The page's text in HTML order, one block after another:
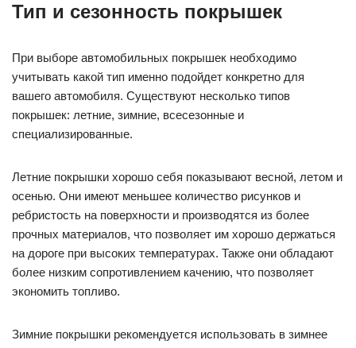
Тип и сезонность покрышек
При выборе автомобильных покрышек необходимо
учитывать какой тип именно подойдет конкретно для
вашего автомобиля. Существуют несколько типов
покрышек: летние, зимние, всесезонные и
специализированные.
Летние покрышки хорошо себя показывают весной, летом и
осенью. Они имеют меньшее количество рисунков и
ребристость на поверхности и производятся из более
прочных материалов, что позволяет им хорошо держаться
на дороге при высоких температурах. Также они обладают
более низким сопротивлением качению, что позволяет
экономить топливо.
Зимние покрышки рекомендуется использовать в зимнее